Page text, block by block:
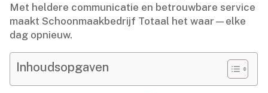
Met heldere communicatie en betrouwbare service
maakt Schoonmaakbedrijf Totaal het waar—elke
dag opnieuw.​
Inhoudsopgaven